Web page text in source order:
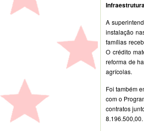
A
instalação
famílias
O crédito
reforma de
agrícolas.
Foi também
com o
contratos
8.196.500,00.